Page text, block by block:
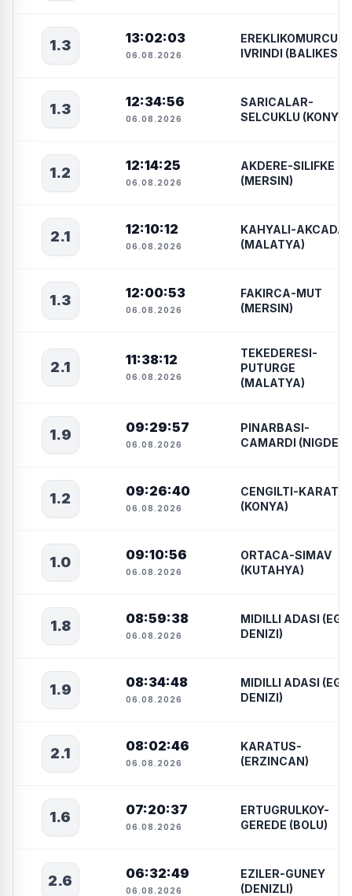
1.3 13:02:03
06.08.2026
EREKLIKOMURCU-
IVRINDI (BALIKESIR)
1.3 12:34:56
06.08.2026
SARICALAR-
SELCUKLU (KONYA)
1.2 12:14:25
06.08.2026
AKDERE-SILIFKE
(MERSIN)
2.1 12:10:12
06.08.2026
KAHYALI-
(MALATYA)
1.3 12:00:53
06.08.2026
FAKIRCA-MUT
(MERSIN)
2.1 11:38:12
06.08.2026
TEKEDERESI-
PUTURGE
(MALATYA)
1.9 09:29:57
06.08.2026
PINARBASI-
CAMARDI (NIGDE)
1.2 09:26:40
06.08.2026
CENGILTI-
(KONYA)
1.0 09:10:56
06.08.2026
ORTACA-SIMAV
(KUTAHYA)
1.8 08:59:38
06.08.2026
MIDILLI ADASI (EGE
DENIZI)
1.9 08:34:48
06.08.2026
MIDILLI ADASI (EGE
DENIZI)
2.1 08:02:46
06.08.2026
KARATUS-
(ERZINCAN)
1.6 07:20:37
06.08.2026
ERTUGRULKOY-
GEREDE (BOLU)
2.6 06:32:49
06.08.2026
EZILER-GUNEY
(DENIZLI)